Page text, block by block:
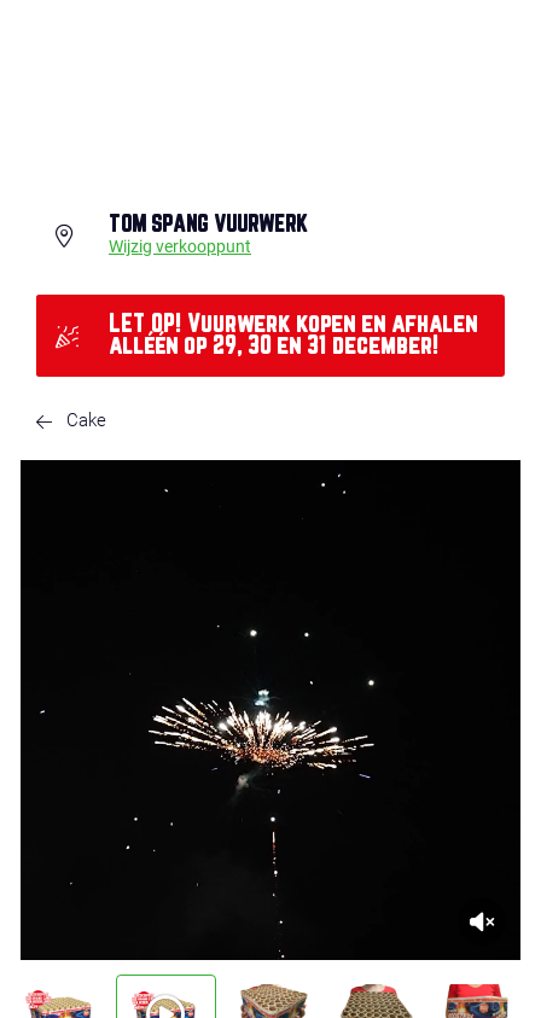
TOM SPANG VUURWERK
Wijzig verkooppunt
LET OP! Vuurwerk kopen en afhalen
alléén op 29, 30 en 31 december!
Cake